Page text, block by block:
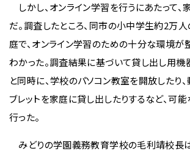
しかし、オンライン学習を行うにあたって
だ。調査したところ、同市の小中学生約2万
庭で、オンライン学習のための十分な環境が
わかった。調査結果に基づいて貸し出し用
と同時に、学校のパソコン教室を開放したり
ブレットを家庭に貸し出したりするなど、可
行った。
みどりの学園義務教育学校の毛利靖校長は